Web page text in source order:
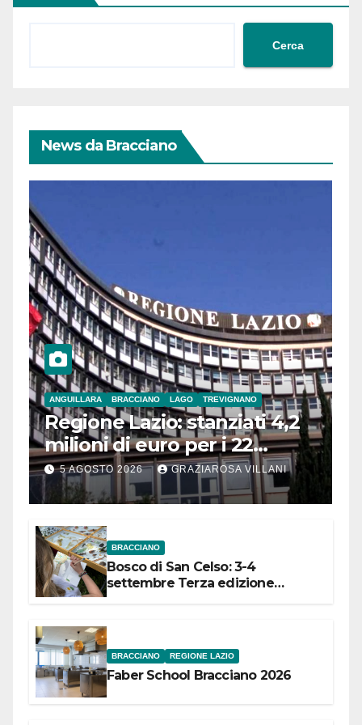
Cerca
News da Bracciano
ANGUILLARA BRACCIANO LAGO TREVIGNANO
Regione Lazio: stanziati 4,2
milioni di euro per i 22
Comuni dell’Etruria
Meridionale
5 AGOSTO 2026 GRAZIAROSA VILLANI
BRACCIANO
Bosco di San Celso: 3-4
settembre Terza edizione
BRACCIANO REGIONE LAZIO
Faber School Bracciano 2026